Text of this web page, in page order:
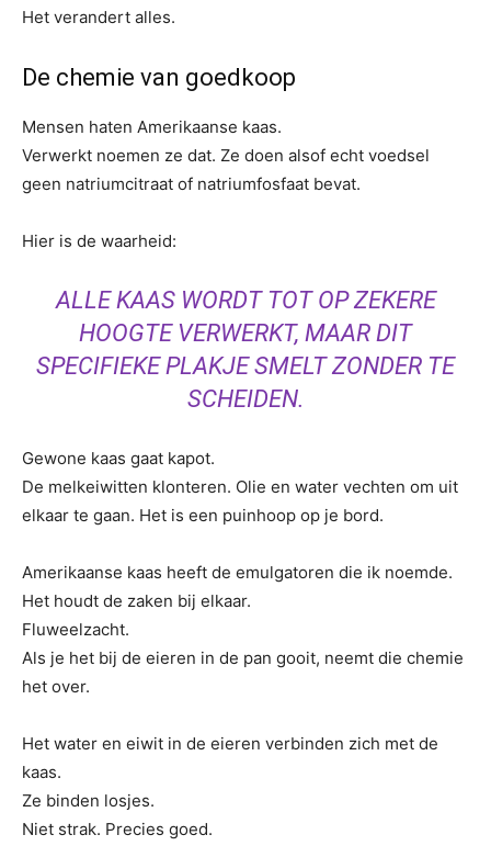
Het verandert alles.
De chemie van goedkoop
Mensen haten Amerikaanse kaas.
Verwerkt noemen ze dat. Ze doen alsof echt voedsel
geen natriumcitraat of natriumfosfaat bevat.
Hier is de waarheid:
ALLE KAAS WORDT TOT OP ZEKERE
HOOGTE VERWERKT, MAAR DIT
SPECIFIEKE PLAKJE SMELT ZONDER TE
SCHEIDEN.
Gewone kaas gaat kapot.
De melkeiwitten klonteren. Olie en water vechten om uit
elkaar te gaan. Het is een puinhoop op je bord.
Amerikaanse kaas heeft de emulgatoren die ik noemde.
Het houdt de zaken bij elkaar.
Fluweelzacht.
Als je het bij de eieren in de pan gooit, neemt die chemie
het over.
Het water en eiwit in de eieren verbinden zich met de
kaas.
Ze binden losjes.
Niet strak. Precies goed.